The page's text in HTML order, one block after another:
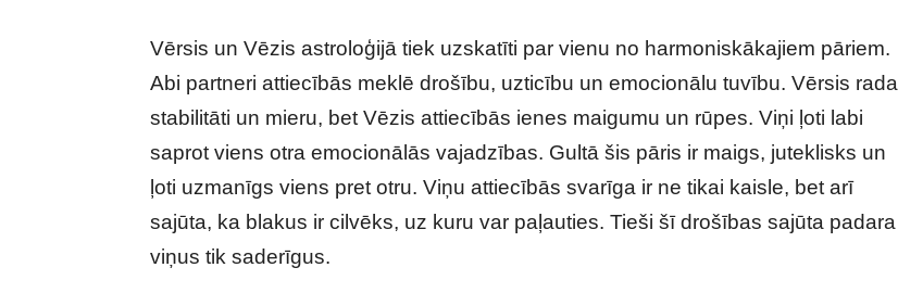
Vērsis un Vēzis astroloģijā tiek uzskatīti par vienu no harmoniskākajiem pāriem.
Abi partneri attiecībās meklē drošību, uzticību un emocionālu tuvību. Vērsis rada
stabilitāti un mieru, bet Vēzis attiecībās ienes maigumu un rūpes. Viņi ļoti labi
saprot viens otra emocionālās vajadzības. Gultā šis pāris ir maigs, juteklisks un
ļoti uzmanīgs viens pret otru. Viņu attiecībās svarīga ir ne tikai kaisle, bet arī
sajūta, ka blakus ir cilvēks, uz kuru var paļauties. Tieši šī drošības sajūta padara
viņus tik saderīgus.